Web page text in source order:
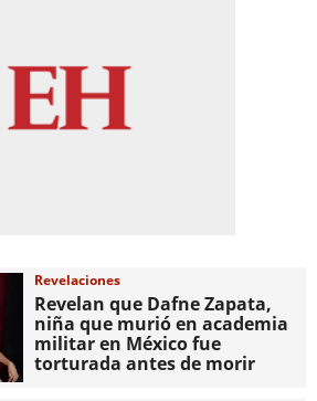
Revelaciones
Revelan que Dafne Zapata,
niña que murió en academia
militar en México fue
torturada antes de morir